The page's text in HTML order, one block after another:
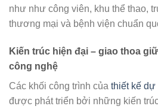
như như công viên, khu thể thao,
thương mại và bệnh viện chuẩn
Kiến trúc hiện đại – giao thoa
công nghệ
Các khối công trình của thiết kế dự
được phát triển bởi những kiến